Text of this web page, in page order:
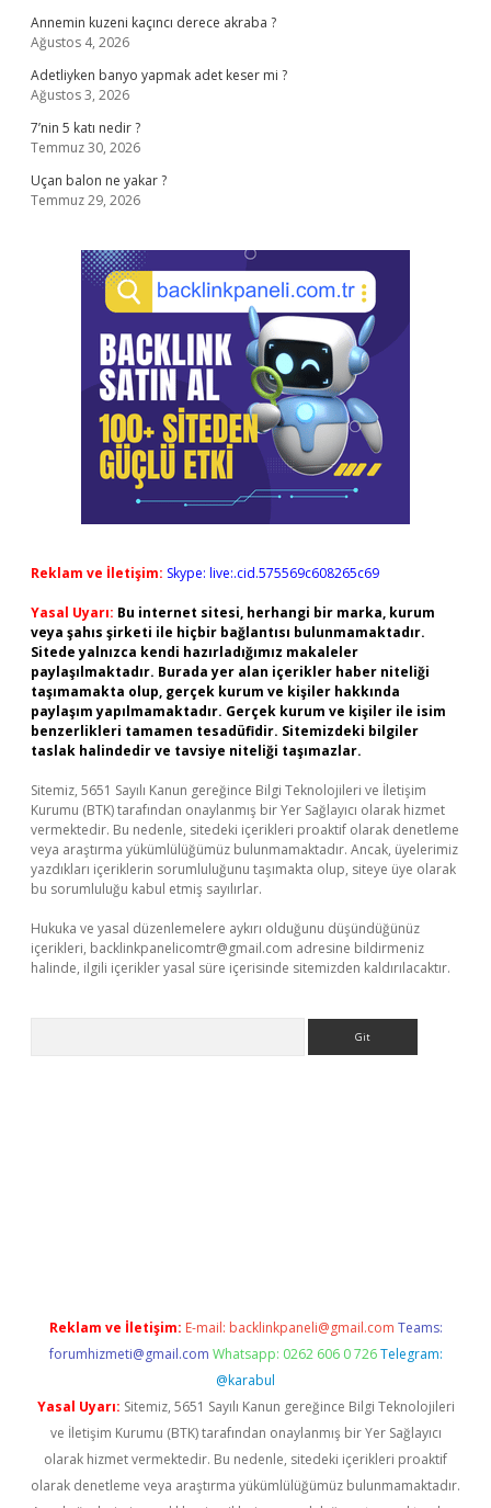
Annemin kuzeni kaçıncı derece akraba ?
Ağustos 4, 2026
Adetliyken banyo yapmak adet keser mi ?
Ağustos 3, 2026
7’nin 5 katı nedir ?
Temmuz 30, 2026
Uçan balon ne yakar ?
Temmuz 29, 2026
Reklam ve İletişim: Skype: live:.cid.575569c608265c69
Yasal Uyarı: Bu internet sitesi, herhangi bir marka, kurum
veya şahıs şirketi ile hiçbir bağlantısı bulunmamaktadır.
Sitede yalnızca kendi hazırladığımız makaleler
paylaşılmaktadır. Burada yer alan içerikler haber niteliği
taşımamakta olup, gerçek kurum ve kişiler hakkında
paylaşım yapılmamaktadır. Gerçek kurum ve kişiler ile isim
benzerlikleri tamamen tesadüfidir. Sitemizdeki bilgiler
taslak halindedir ve tavsiye niteliği taşımazlar.
Sitemiz, 5651 Sayılı Kanun gereğince Bilgi Teknolojileri ve İletişim
Kurumu (BTK) tarafından onaylanmış bir Yer Sağlayıcı olarak hizmet
vermektedir. Bu nedenle, sitedeki içerikleri proaktif olarak denetleme
veya araştırma yükümlülüğümüz bulunmamaktadır. Ancak, üyelerimiz
yazdıkları içeriklerin sorumluluğunu taşımakta olup, siteye üye olarak
bu sorumluluğu kabul etmiş sayılırlar.
Hukuka ve yasal düzenlemelere aykırı olduğunu düşündüğünüz
içerikleri, backlinkpanelicomtr@gmail.com adresine bildirmeniz
halinde, ilgili içerikler yasal süre içerisinde sitemizden kaldırılacaktır.
Reklam ve İletişim: E-mail: backlinkpaneli@gmail.com Teams:
forumhizmeti@gmail.com Whatsapp: 0262 606 0 726 Telegram:
@karabul
Yasal Uyarı: Sitemiz, 5651 Sayılı Kanun gereğince Bilgi Teknolojileri
ve İletişim Kurumu (BTK) tarafından onaylanmış bir Yer Sağlayıcı
olarak hizmet vermektedir. Bu nedenle, sitedeki içerikleri proaktif
olarak denetleme veya araştırma yükümlülüğümüz bulunmamaktadır.